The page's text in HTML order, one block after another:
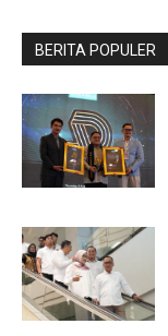
BERITA POPULER